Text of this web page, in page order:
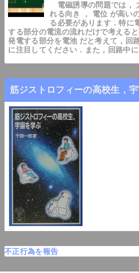
電磁誘導の問題では，
れる向き ， 電位 が高い
る必要があります．特に
する部分の電流の流れだけで考える
発電する部分を電池 だと考えて，回
に注目してください．また，回路中
筋ジストロフィーの高校生，
不正行為を報告